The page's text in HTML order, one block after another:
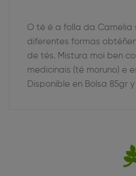
O té é a folla da Camelia
diferentes formas
de tés. Mistura moi ben
medicinais (té moruno) e
Disponible en Bolsa 85gr